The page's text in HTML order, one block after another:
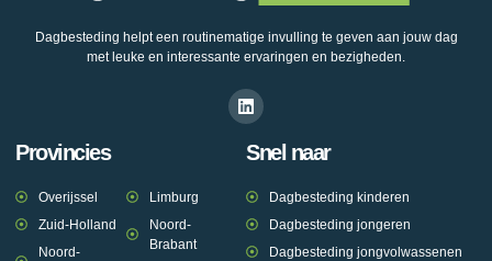
Dagbesteding helpt een routinematige invulling te geven aan jouw dag
met leuke en interessante ervaringen en bezigheden.
Provincies
Overijssel
Zuid-Holland
Noord-
Limburg
Noord-
Brabant
Snel naar
Dagbesteding kinderen
Dagbesteding jongeren
Dagbesteding jongvolwassenen